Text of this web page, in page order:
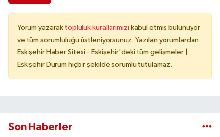
Yorum yazarak topluluk kurallarımızı kabul etmiş bulunuyor
ve tüm sorumluluğu üstleniyorsunuz. Yazılan yorumlardan
Eskişehir Haber Sitesi - Eskişehir'deki tüm gelişmeler |
Eskişehir Durum hiçbir şekilde sorumlu tutulamaz.
Son Haberler